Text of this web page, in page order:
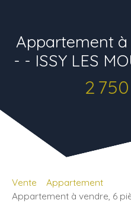
Appartement à
- - ISSY LES
2
Vente
Appartement
Appartement à vendre, 6